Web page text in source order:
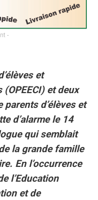
-
et
(OPEECI) et deux
d’élèves et
d’alarme le 14
qui semblait
la grande famille
En l’occurrence
l’Education
et de